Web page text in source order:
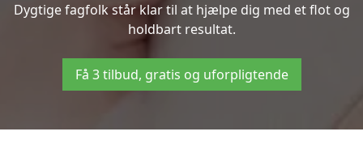
Dygtige fagfolk står klar til at hjælpe dig med et flot og
holdbart resultat.
Få 3 tilbud, gratis og uforpligtende